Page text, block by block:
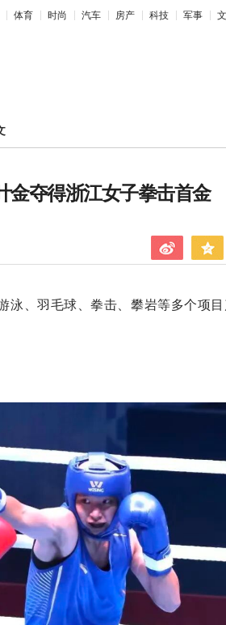
体育 时尚 汽车 房产 科技 军事
金夺得浙江女子拳击首金
泳、羽毛球、拳击、攀岩等多个项